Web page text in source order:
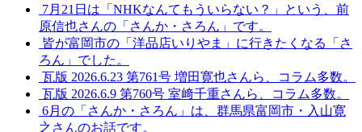
7月21日は「NHKなんてもういらない？」という、前
原信也さんの「さんか・さろん」です。
皆が富岡市の「洋品店いりやま」に行きたくなる「さ
ろん」でした。
瓦版 2026.6.23 第761号 増田寛也さんら、コラム多数。
瓦版 2026.6.9 第760号 室﨑千重さんら、コラム多数。
6月の「さんか・さろん」は、群馬県富岡市・入山寛
之さんのお話です。